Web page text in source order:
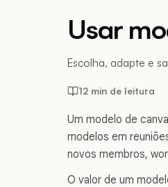
Usar
Escolha, adapte e
12 min de leitura
Um modelo de
modelos em
novos membros,
O valor de um